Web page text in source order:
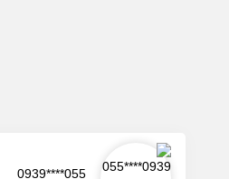
0939****055